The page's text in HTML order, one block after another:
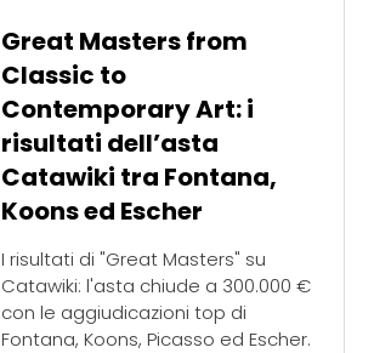
Great Masters from
Classic to
Contemporary Art: i
risultati dell’asta
Catawiki tra Fontana,
Koons ed Escher
I risultati di "Great Masters" su
Catawiki: l'asta chiude a 300.000 €
con le aggiudicazioni top di
Fontana, Koons, Picasso ed Escher.